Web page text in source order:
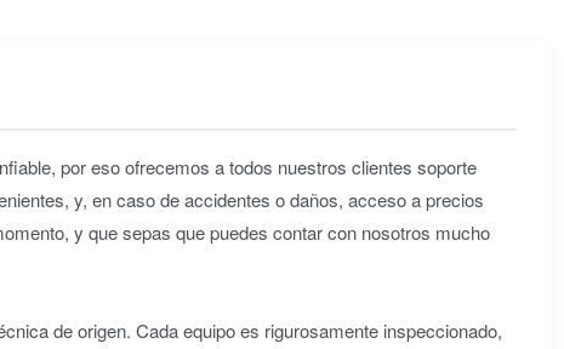
por eso ofrecemos a todos nuestros clientes soporte
y, en caso de accidentes o daños, acceso a precios
y que sepas que puedes contar con nosotros mucho
de origen. Cada equipo es rigurosamente inspeccionado,